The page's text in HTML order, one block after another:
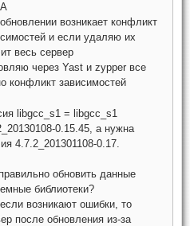
возникает конфликт
и если удаляю их
весь сервер
через Yast и zypper все
конфликт зависимостей
libgcc_s1 = libgcc_s1
0.15.45, а нужна
4.7.2_201301108-0.17.
обновить данные
библиотеки?
возникают ошибки, то
после обновления из-за